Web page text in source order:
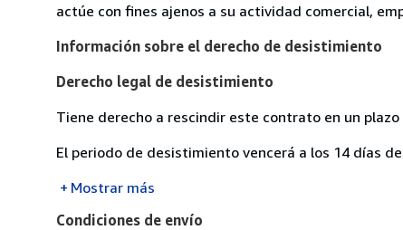
actúe con fines ajenos a su actividad comercial,
Información sobre el derecho de desistimiento
Derecho legal de desistimiento
Tiene derecho a rescindir este contrato en un
El periodo de desistimiento vencerá a los 14 días
Mostrar más
Condiciones de envío